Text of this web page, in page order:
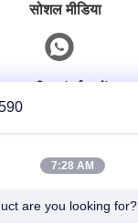
सोशल मीडिया
7:28 AM
are you looking for?